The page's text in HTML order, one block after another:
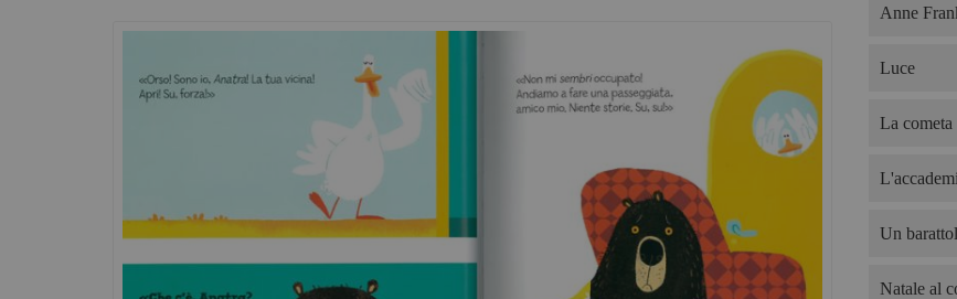
Anne
Luce
La cometa
Un
Natale al